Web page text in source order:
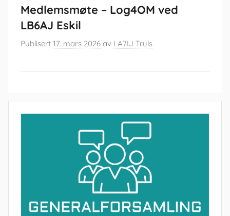
Medlemsmøte – Log4OM ved
LB6AJ Eskil
Publisert 17. mars 2026 av LA7IJ Truls